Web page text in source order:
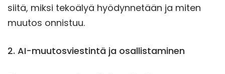
siitä, miksi tekoälyä hyödynnetään ja miten
muutos onnistuu.
2. AI-muutosviestintä ja osallistaminen